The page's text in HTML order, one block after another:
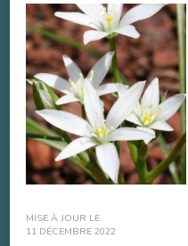
MISE À JOUR LE
11 DÉCEMBRE 2022